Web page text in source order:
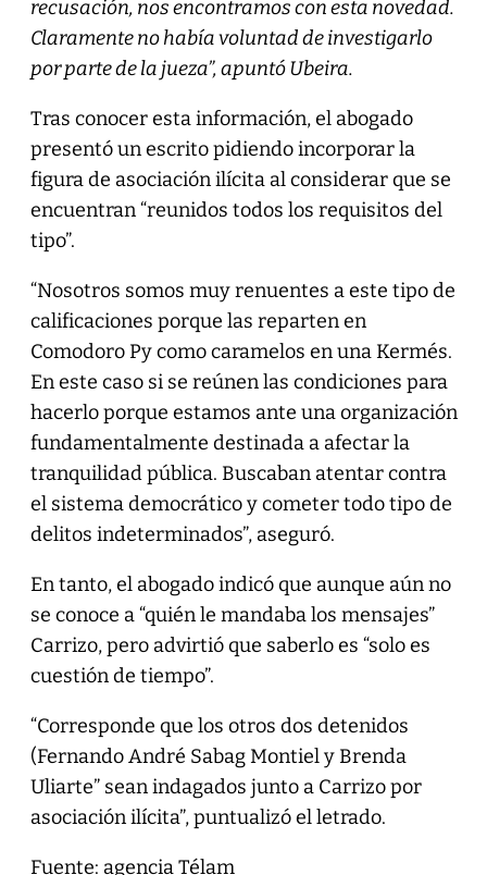
recusación, nos encontramos con esta novedad.
Claramente no había voluntad de investigarlo
por parte de la jueza”, apuntó Ubeira.
Tras conocer esta información, el abogado
presentó un escrito pidiendo incorporar la
figura de asociación ilícita al considerar que se
encuentran “reunidos todos los requisitos del
tipo”.
“Nosotros somos muy renuentes a este tipo de
calificaciones porque las reparten en
Comodoro Py como caramelos en una Kermés.
En este caso si se reúnen las condiciones para
hacerlo porque estamos ante una organización
fundamentalmente destinada a afectar la
tranquilidad pública. Buscaban atentar contra
el sistema democrático y cometer todo tipo de
delitos indeterminados”, aseguró.
En tanto, el abogado indicó que aunque aún no
se conoce a “quién le mandaba los mensajes”
Carrizo, pero advirtió que saberlo es “solo es
cuestión de tiempo”.
“Corresponde que los otros dos detenidos
(Fernando André Sabag Montiel y Brenda
Uliarte” sean indagados junto a Carrizo por
asociación ilícita”, puntualizó el letrado.
Fuente: agencia Télam